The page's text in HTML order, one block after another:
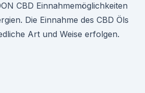
CBD Einnahmemöglichkeiten
Die Einnahme des CBD Öls
Art und Weise erfolgen.